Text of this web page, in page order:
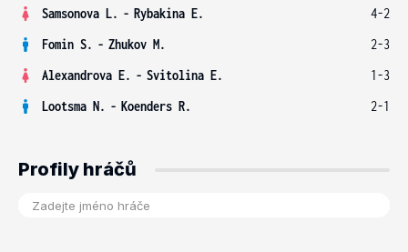
Samsonova L. - Rybakina E.
4-2
Fomin S. - Zhukov M.
2-3
Alexandrova E. - Svitolina E.
1-3
Lootsma N. - Koenders R. 2-1
Profily hráčů